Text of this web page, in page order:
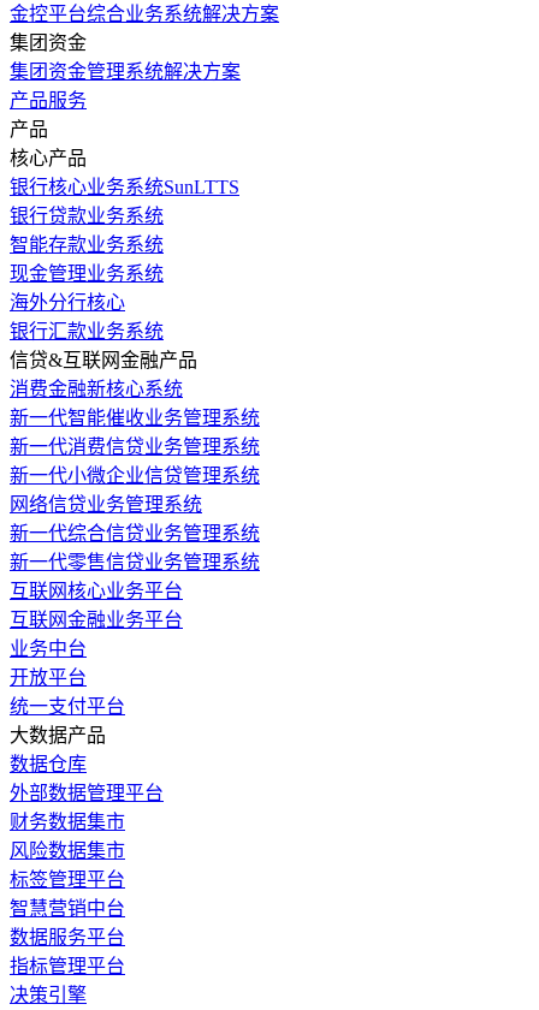
金控平台综合业务系统解决方案
集团资金
集团资金管理系统解决方案
产品服务
产品
核心产品
银行核心业务系统SunLTTS
银行贷款业务系统
智能存款业务系统
现金管理业务系统
海外分行核心
银行汇款业务系统
信贷&互联网金融产品
消费金融新核心系统
新一代智能催收业务管理系统
新一代消费信贷业务管理系统
新一代小微企业信贷管理系统
网络信贷业务管理系统
新一代综合信贷业务管理系统
新一代零售信贷业务管理系统
互联网核心业务平台
互联网金融业务平台
业务中台
开放平台
统一支付平台
大数据产品
数据仓库
外部数据管理平台
财务数据集市
风险数据集市
标签管理平台
智慧营销中台
数据服务平台
指标管理平台
决策引擎